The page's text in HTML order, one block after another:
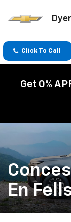
Click To Call
Get 0%
En